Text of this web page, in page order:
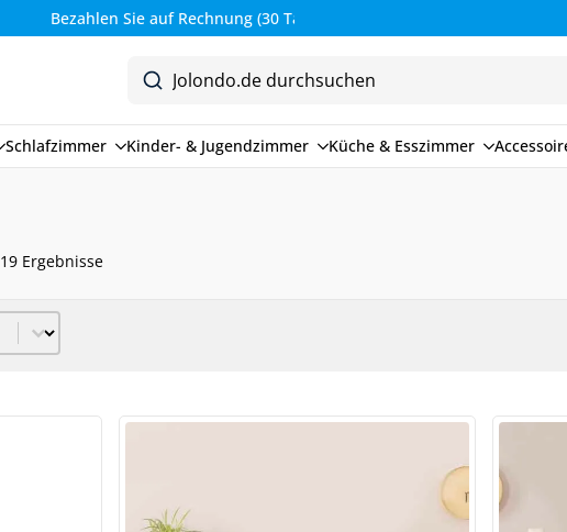
Schlafzimmer Kinder- & Jugendzimmer Küche & Esszimmer
19 Ergebnisse